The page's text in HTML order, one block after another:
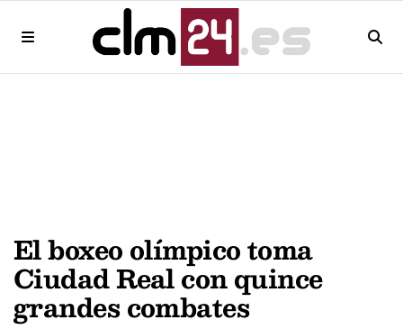
El boxeo olímpico toma
Ciudad Real con quince
grandes combates